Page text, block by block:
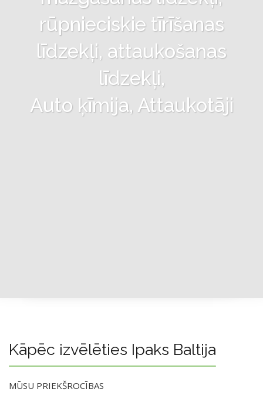
rūpnieciskie tīrīšanas
līdzekļi, attaukošanas
līdzekļi,
Auto ķīmija, Attaukotāji
Kāpēc izvēlēties Ipaks Baltija
MŪSU PRIEKŠROCĪBAS